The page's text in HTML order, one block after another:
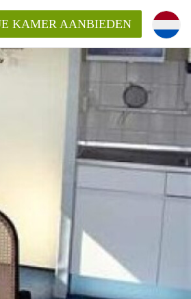
KAMER AANBIEDEN